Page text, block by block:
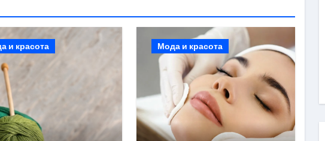
и красота Мода и красота